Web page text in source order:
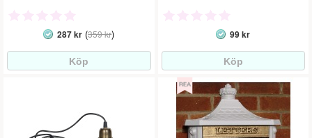
287 kr (359 kr) 99 kr